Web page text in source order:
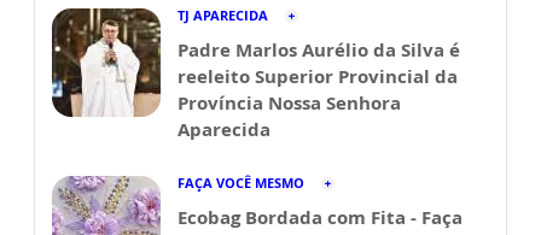
TJ APARECIDA
Padre Marlos Aurélio da Silva é
reeleito Superior Provincial da
Província Nossa Senhora
Aparecida
FAÇA VOCÊ MESMO
Ecobag Bordada com Fita - Faça